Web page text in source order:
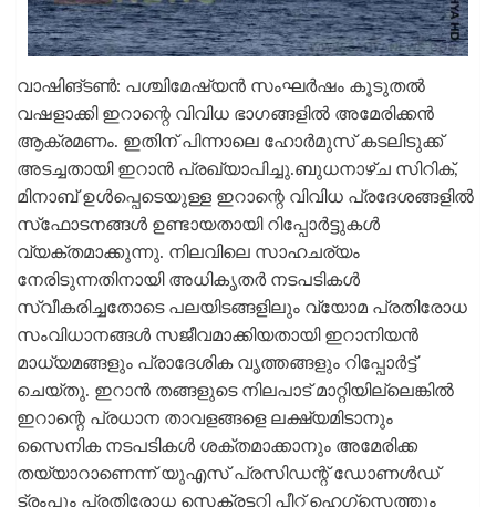
വാഷിങ്ടണ്‍: പശ്ചിമേഷ്യന്‍ സംഘര്‍ഷം കൂടുതല്‍
വഷളാക്കി ഇറാന്റെ വിവിധ ഭാഗങ്ങളില്‍ അമേരിക്കന്‍
ആക്രമണം. ഇതിന് പിന്നാലെ ഹോര്‍മുസ് കടലിടുക്ക്
അടച്ചതായി ഇറാന്‍ പ്രഖ്യാപിച്ചു.ബുധനാഴ്ച സിറിക്,
മിനാബ് ഉള്‍പ്പെടെയുള്ള ഇറാന്റെ വിവിധ പ്രദേശങ്ങളില്‍
സ്‌ഫോടനങ്ങള്‍ ഉണ്ടായതായി റിപ്പോര്‍ട്ടുകള്‍
വ്യക്തമാക്കുന്നു. നിലവിലെ സാഹചര്യം
നേരിടുന്നതിനായി അധികൃതര്‍ നടപടികള്‍
സ്വീകരിച്ചതോടെ പലയിടങ്ങളിലും വ്യോമ പ്രതിരോധ
സംവിധാനങ്ങള്‍ സജീവമാക്കിയതായി ഇറാനിയന്‍
മാധ്യമങ്ങളും പ്രാദേശിക വൃത്തങ്ങളും റിപ്പോര്‍ട്ട്
ചെയ്തു. ഇറാന്‍ തങ്ങളുടെ നിലപാട് മാറ്റിയില്ലെങ്കില്‍
ഇറാന്റെ പ്രധാന താവളങ്ങളെ ലക്ഷ്യമിടാനും
സൈനിക നടപടികള്‍ ശക്തമാക്കാനും അമേരിക്ക
തയ്യാറാണെന്ന് യുഎസ് പ്രസിഡന്റ് ഡോണള്‍ഡ്
ട്രംപും പ്രതിരോധ സെക്രട്ടറി പീറ്റ് ഹെഗ്സെത്തും